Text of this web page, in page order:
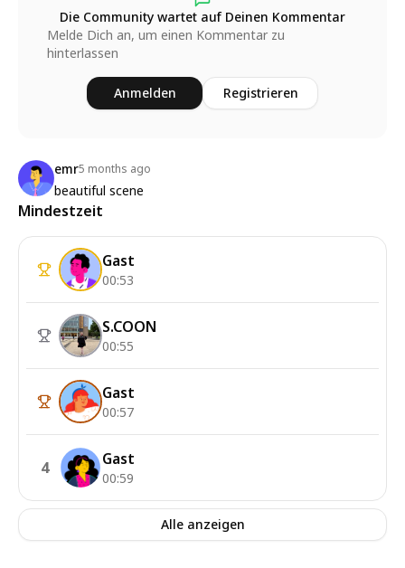
Die Community wartet auf Deinen Kommentar
Melde Dich an, um einen Kommentar zu
hinterlassen
Anmelden Registrieren
emr5 months ago
beautiful scene
Mindestzeit
Gast
00:53
S.COON
00:55
Gast
00:57
4 Gast
00:59
Alle anzeigen